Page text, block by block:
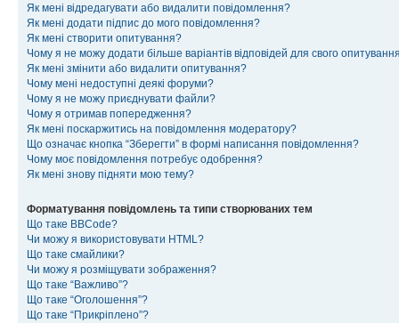
Як мені відредагувати або видалити повідомлення?
Як мені додати підпис до мого повідомлення?
Як мені створити опитування?
Чому я не можу додати більше варіантів відповідей для свого
Як мені змінити або видалити опитування?
Чому мені недоступні деякі форуми?
Чому я не можу приєднувати файли?
Чому я отримав попередження?
Як мені поскаржитись на повідомлення модератору?
Що означає кнопка “Зберегти” в формі написання повідомлення?
Чому моє повідомлення потребує одобрення?
Як мені знову підняти мою тему?
Форматування повідомлень та типи створюваних тем
Що таке BBCode?
Чи можу я використовувати HTML?
Що таке смайлики?
Чи можу я розміщувати зображення?
Що таке “Важливо”?
Що таке “Оголошення”?
Що таке “Прикріплено”?